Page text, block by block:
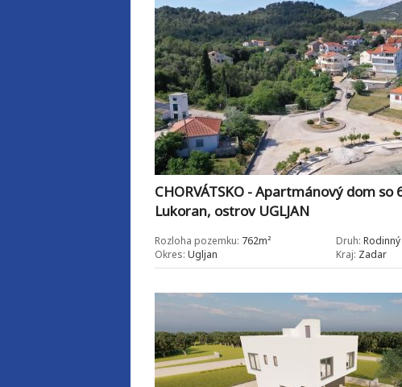
CHORVÁTSKO - Apartmánový dom
Lukoran, ostrov UGLJAN
Rozloha pozemku: 762m² Druh:
Okres: Ugljan Kraj: Zadar